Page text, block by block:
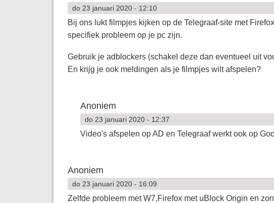
do 23 januari 2020 - 12:10
Bij ons lukt filmpjes kijken op de Telegraaf-site met
specifiek probleem op je pc zijn.
Gebruik je adblockers (schakel deze dan eventueel uit
En krijg je ook meldingen als je filmpjes wilt afspelen?
Anoniem
do 23 januari 2020 - 12:37
Video's afspelen op AD en Telegraaf werkt ook op
Anoniem
do 23 januari 2020 - 16:09
Zelfde probleem met W7,Firefox met uBlock Origin en